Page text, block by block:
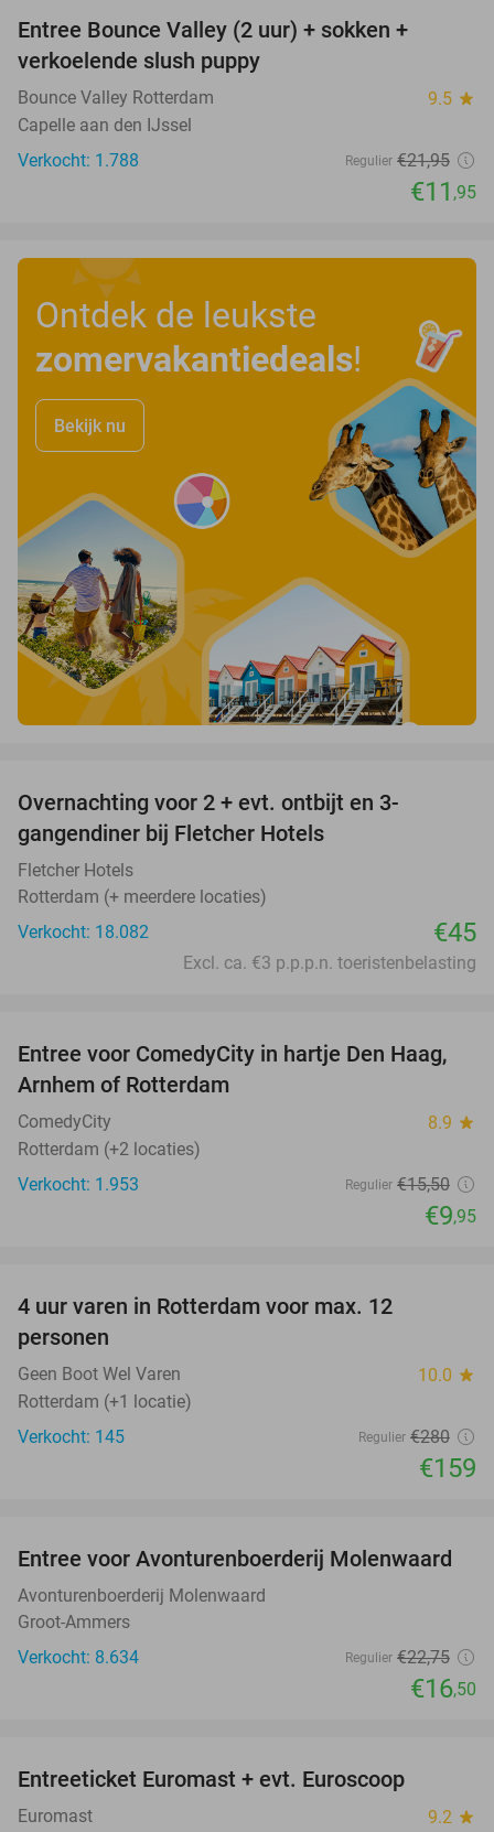
Entree Bounce Valley (2 uur) + sokken +
verkoelende slush puppy
Bounce Valley Rotterdam 9.5 star
Capelle aan den IJssel
Verkocht: 1.788
Regulier €21,95
€11 ,95
Ontdek de leukste
zomervakantiedeals!
Bekijk nu
Overnachting voor 2 + evt. ontbijt en 3-
gangendiner bij Fletcher Hotels
Fletcher Hotels
Rotterdam (+ meerdere locaties)
Verkocht: 18.082
€45
Excl. ca. €3 p.p.p.n. toeristenbelasting
36%
Entree voor ComedyCity in hartje Den Haag,
Arnhem of Rotterdam
ComedyCity 8.9 star
Rotterdam (+2 locaties)
Verkocht: 1.953
Regulier €15,50
€9,95
4 uur varen in Rotterdam voor max. 12
personen
Geen Boot Wel Varen 10.0 star
Rotterdam (+1 locatie)
Verkocht: 145
Regulier €280
€159
27%
Entree voor Avonturenboerderij Molenwaard
Avonturenboerderij Molenwaard
Groot-Ammers
Verkocht: 8.634
Regulier €22,75
€16,50
Entreeticket Euromast + evt. Euroscoop
Euromast 9.2 star